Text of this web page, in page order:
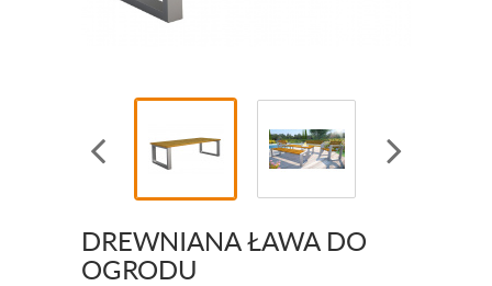
DREWNIANA ŁAWA DO
OGRODU